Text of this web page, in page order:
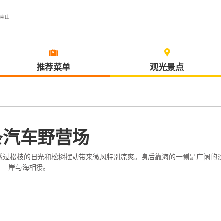
推荐菜单
饮食・旅行
观光景点
琴浦町
车野营场
松枝的日光和松树摆动带来微风特别凉爽。身后靠海的一侧是广阔的
岸与海相接。